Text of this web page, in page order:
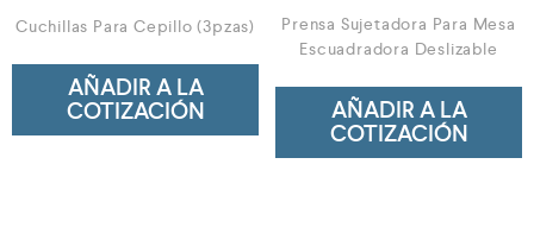
Cuchillas Para Cepillo (3pzas)
AÑADIR A LA
COTIZACIÓN
Prensa Sujetadora Para Mesa
Escuadradora Deslizable
AÑADIR A LA
COTIZACIÓN